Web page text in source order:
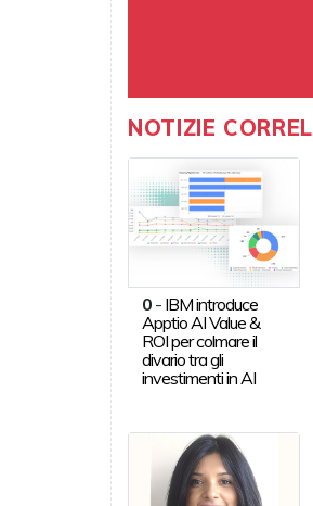
NOTIZIE
0- IBM introduce
Apptio AI Value &
ROI per colmare il
divario tra gli
investimenti in AI